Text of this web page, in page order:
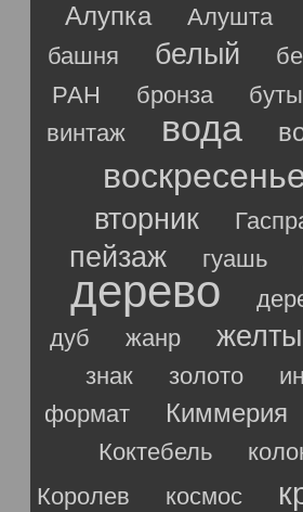
Алупка Алушта
башня
белый
РАН
бронза
винтаж вода
вторник
пейзаж гуашь
дерево
дуб
жанр
знак
золото
формат Киммерия
Коктебель
Королев
космос